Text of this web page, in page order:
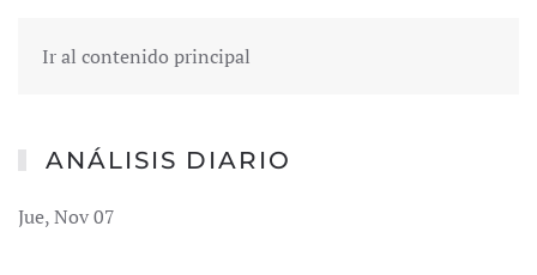
Ir al contenido principal
ANÁLISIS DIARIO
Jue, Nov 07